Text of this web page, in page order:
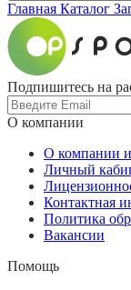
Главная Каталог
Подпишитесь на
О компании
О компании и
Личный
Контактная
Политика
Вакансии
Помощь